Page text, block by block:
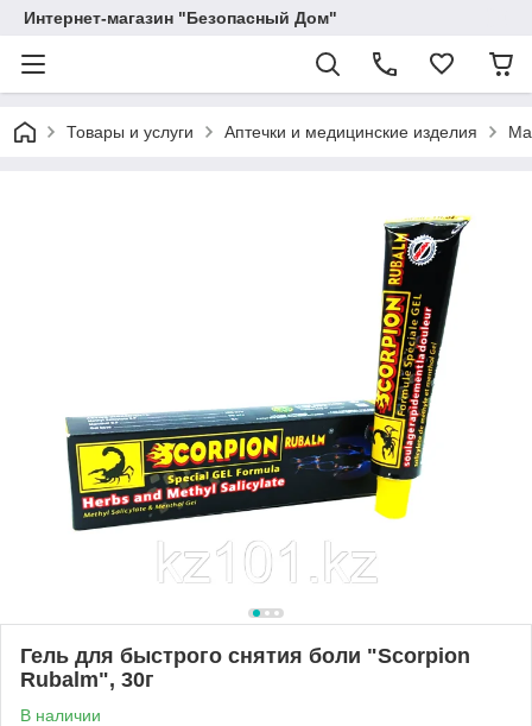
Интернет-магазин "Безопасный Дом"
Товары и услуги Аптечки и медицинские изделия
Гель для быстрого снятия боли "Scorpion
Rubalm", 30г
В наличии